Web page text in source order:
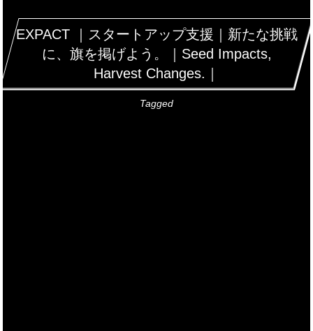
EXPACT ｜スタートアップ支援｜新たな挑戦
に、旗を掲げよう。｜Seed Impacts,
Harvest Changes.｜
Tagged